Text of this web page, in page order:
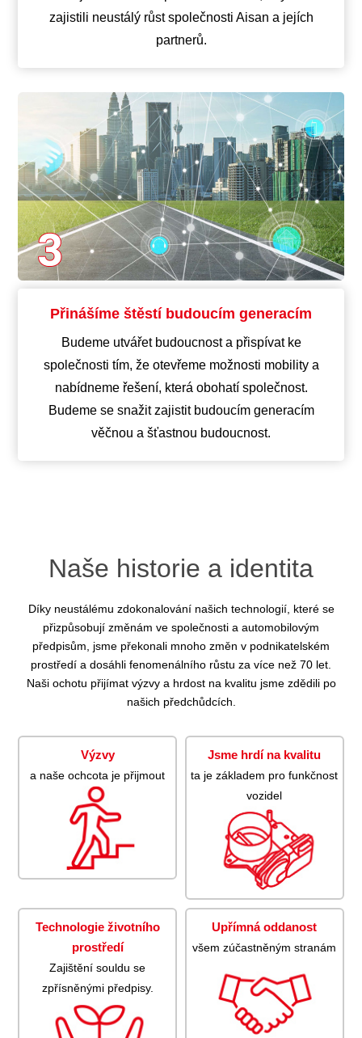
zajistili neustálý růst společnosti Aisan a jejích
partnerů.
Přinášíme štěstí budoucím generacím
Budeme utvářet budoucnost a přispívat ke
společnosti tím, že otevřeme možnosti mobility a
nabídneme řešení, která obohatí společnost.
Budeme se snažit zajistit budoucím generacím
věčnou a šťastnou budoucnost.
Naše historie a identita
Díky neustálému zdokonalování našich technologií, které se
přizpůsobují změnám ve společnosti a automobilovým
předpisům, jsme překonali mnoho změn v podnikatelském
prostředí a dosáhli fenomenálního růstu za více než 70 let.
Naši ochotu přijímat výzvy a hrdost na kvalitu jsme zdědili po
našich předchůdcích.
Výzvy
a naše ochcota je přijmout
Jsme hrdí na kvalitu
ta je základem pro funkčnost
vozidel
Technologie životního
prostředí
Zajištění souldu se
zpřísněnými předpisy.
Upřímná oddanost
všem zúčastněným stranám